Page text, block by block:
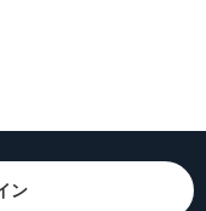
ン